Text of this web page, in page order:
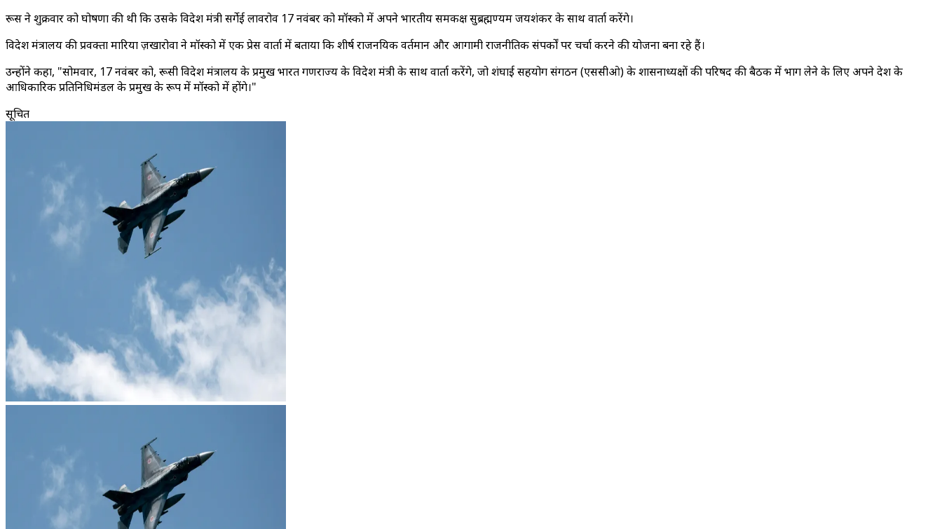
रूस ने शुक्रवार को घोषणा की थी कि उसके विदेश मंत्री सर्गेई लावरोव 17 नवंबर को मॉस्को में अपने भारतीय समकक्ष सुब्रह्मण्यम जयशंकर के साथ वार्ता करेंगे।
विदेश मंत्रालय की प्रवक्ता मारिया ज़खारोवा ने मॉस्को में एक प्रेस वार्ता में बताया कि शीर्ष राजनयिक वर्तमान और आगामी राजनीतिक संपर्कों पर चर्चा करने की योजना बना रहे हैं।
उन्होंने कहा, "सोमवार, 17 नवंबर को, रूसी विदेश मंत्रालय के प्रमुख भारत गणराज्य के विदेश मंत्री के साथ वार्ता करेंगे, जो शंघाई सहयोग संगठन (एससीओ) के शासनाध्यक्षों की परिषद की बैठक में भाग लेने के लिए अपने देश के
आधिकारिक प्रतिनिधिमंडल के प्रमुख के रूप में मॉस्को में होंगे।"
सूचित